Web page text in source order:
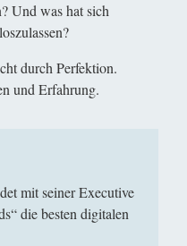
Und was hat sich
durch Perfektion.
und Erfahrung.
mit seiner Executive
die besten digitalen